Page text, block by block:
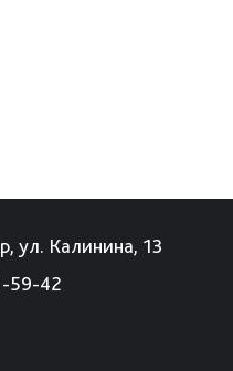
ул. Калинина, 13
59-42